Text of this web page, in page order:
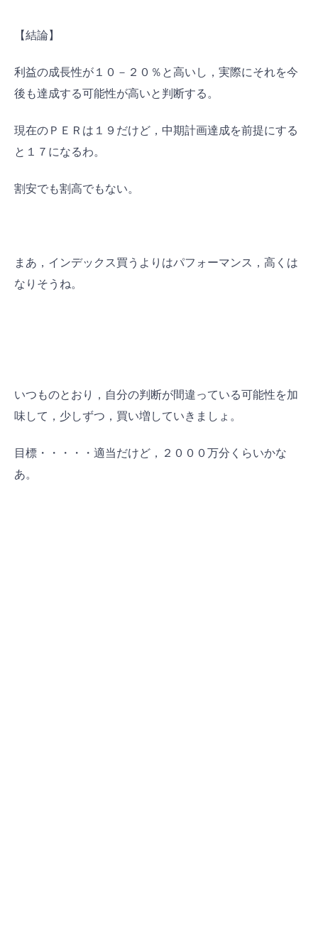
【結論】
利益の成長性が１０－２０％と高いし，実際にそれを今
後も達成する可能性が高いと判断する。
現在のＰＥＲは１９だけど，中期計画達成を前提にする
と１７になるわ。
割安でも割高でもない。
まあ，インデックス買うよりはパフォーマンス，高くは
なりそうね。
いつものとおり，自分の判断が間違っている可能性を加
味して，少しずつ，買い増していきましょ。
目標・・・・・適当だけど，２０００万分くらいかな
あ。